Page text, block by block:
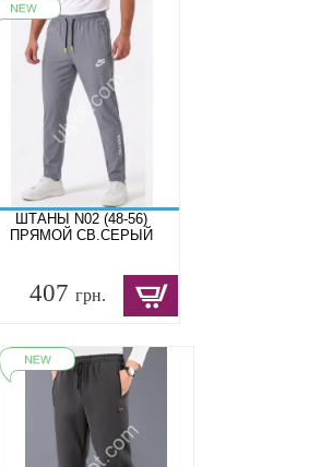
ШТАНЫ N02 (48-56)
ПРЯМОЙ СВ.СЕРЫЙ
407 грн.